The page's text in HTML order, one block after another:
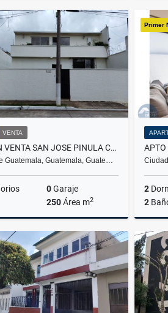
Venta
Q450,000
VENTA
CASA EN VENTA SAN JOSE PINULA CONDOMINIO LOS MANANTIALES
Guatemala, Guatemala, Guate…
0Garaje
250Área m2
Venta
Q1,650,000
Primer
2
2
Venta